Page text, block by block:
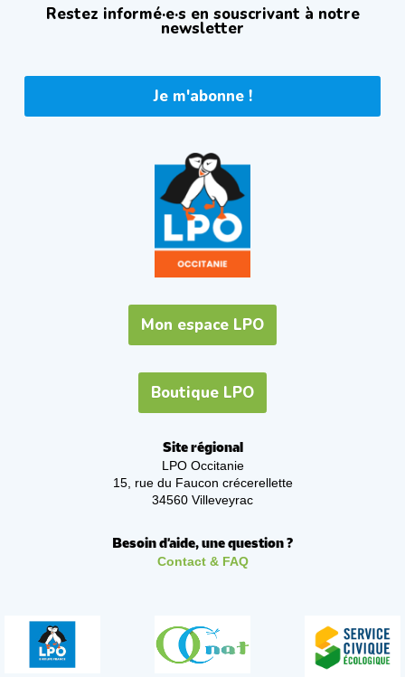
Restez informé·e·s en souscrivant à notre
newsletter
Je m'abonne !
Mon espace LPO
Boutique LPO
Site régional
LPO Occitanie
15, rue du Faucon crécerellette
34560 Villeveyrac
Besoin d'aide, une question ?
Contact & FAQ